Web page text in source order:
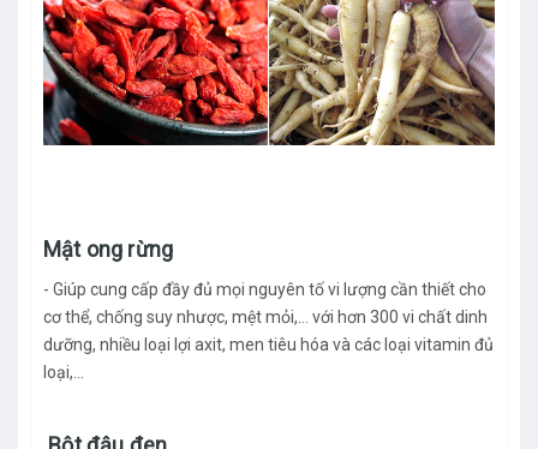
Mật ong rừng
- Giúp cung cấp đầy đủ mọi nguyên tố vi lượng cần thiết cho
cơ thể, chống suy nhược, mệt mỏi,… với hơn 300 vi chất dinh
dưỡng, nhiều loại lợi axit, men tiêu hóa và các loại vitamin đủ
loại,…